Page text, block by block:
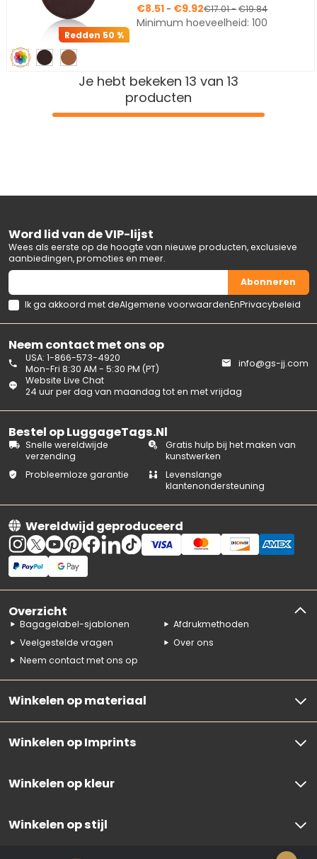
Redden 50 %
€8.51- €9.92€17.01-€19.84
Minimum hoeveelheid: 100
Je hebt bekeken 13 van 13
producten
Neem contact met ons op
Website Live Chat
24 uur per dag van maandag tot en met vrijdag
USA: 1-866-573-4920
Mon-Fri 8:30 AM - 5:30 PM (PT)
info@gs-jj.com
Bestel op LuggageTags.Nl
Snelle wereldwijde
verzending
Gratis hulp bij het maken van
kunstwerken
Probleemloze garantie
Levenslange
klantenondersteuning
Wereldwijd geproduceerd
Word lid van de VIP-lijst
Wees als eerste op de hoogte van nieuwe producten, exclusieve
aanbiedingen, promoties en meer.
Abonneren
Ik ga akkoord met deAlgemene voorwaardenEnPrivacybeleid
Overzicht
Bagagelabel-sjablonen
Afdrukmethoden
Veelgestelde vragen
Over ons
Neem contact met ons op
Winkelen op materiaal
Winkelen op Imprints
Winkelen op kleur
Winkelen op stijl